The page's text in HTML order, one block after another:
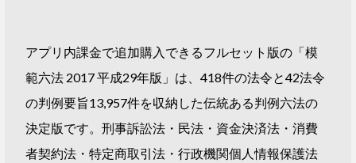
アプリ内課金で追加購入できるフルセット版の「模
範六法 2017 平成29年版」は、418件の法令と42法令
の判例要旨13,957件を収納した伝統ある判例六法の
決定版です。刑事訴訟法・民法・資金決済法・消費
者契約法・特定商取引法・行政機関個人情報保護法